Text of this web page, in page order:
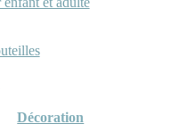
Décoration